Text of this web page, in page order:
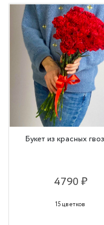
Букет из красных
4790 ₽
15 цветков